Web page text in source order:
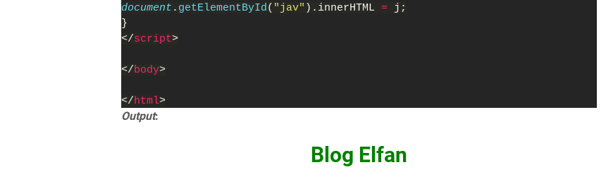
document . getElementById ( "jav" ).innerHTML = j;
}
</script>
</body>
</html>
Output:
Blog Elfan